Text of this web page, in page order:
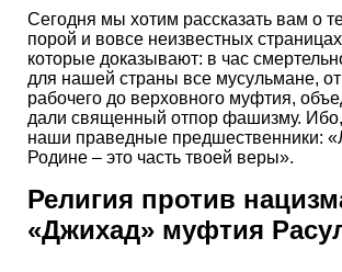
Сегодня мы хотим рассказать вам о
порой и вовсе неизвестных
которые доказывают: в час
для нашей страны все мусульмане, от
рабочего до верховного муфтия,
дали священный отпор фашизму. Ибо,
наши праведные предшественники:
Родине – это часть твоей веры».
Религия против
«Джихад» муфтия